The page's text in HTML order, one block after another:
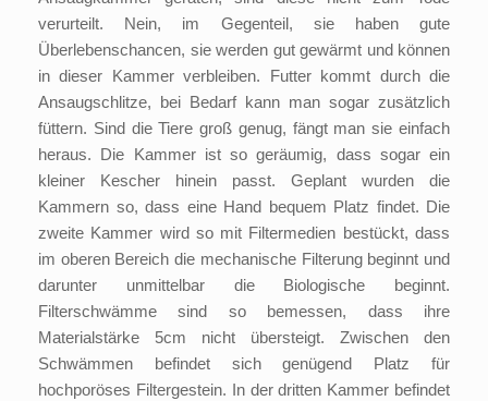
verurteilt. Nein, im Gegenteil, sie haben gute
Überlebenschancen, sie werden gut gewärmt und können
in dieser Kammer verbleiben. Futter kommt durch die
Ansaugschlitze, bei Bedarf kann man sogar zusätzlich
füttern. Sind die Tiere groß genug, fängt man sie einfach
heraus. Die Kammer ist so geräumig, dass sogar ein
kleiner Kescher hinein passt. Geplant wurden die
Kammern so, dass eine Hand bequem Platz findet. Die
zweite Kammer wird so mit Filtermedien bestückt, dass
im oberen Bereich die mechanische Filterung beginnt und
darunter unmittelbar die Biologische beginnt.
Filterschwämme sind so bemessen, dass ihre
Materialstärke 5cm nicht übersteigt. Zwischen den
Schwämmen befindet sich genügend Platz für
hochporöses Filtergestein. In der dritten Kammer befindet